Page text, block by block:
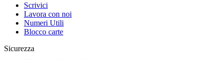
Scrivici
Lavora con noi
Numeri Utili
Blocco carte
Sicurezza